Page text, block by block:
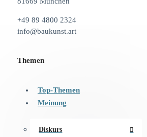
+49 89 4800 2324
info@baukunst.art
Themen
Top-Themen
Meinung
Diskurs